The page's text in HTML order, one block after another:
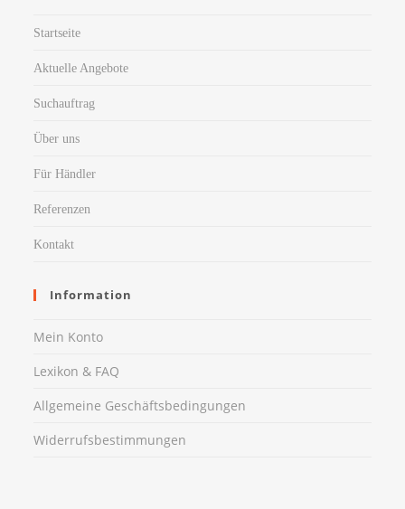
Startseite
Aktuelle Angebote
Suchauftrag
Über uns
Für Händler
Referenzen
Kontakt
Information
Mein Konto
Lexikon & FAQ
Allgemeine Geschäftsbedingungen
Widerrufsbestimmungen